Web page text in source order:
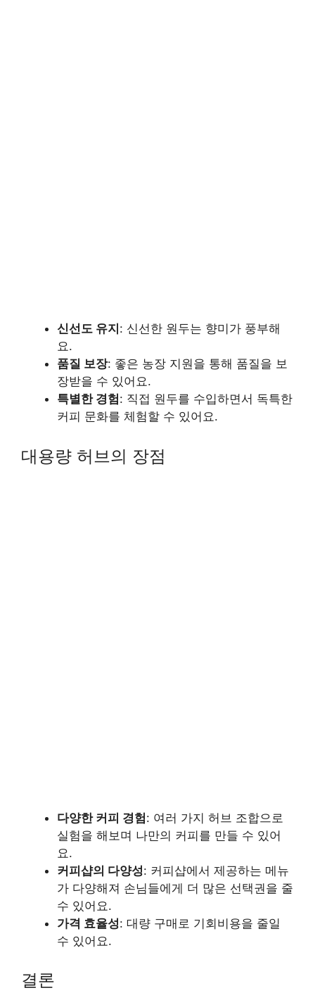
신선도 유지 : 신선한 원두는 향미가 풍부해
요.
품질 보장: 좋은 농장 지원을 통해 품질을 보
장받을 수 있어요.
특별한 경험: 직접 원두를 수입하면서 독특한
커피 문화를 체험할 수 있어요.
대용량 허브의 장점
다양한 커피 경험: 여러 가지 허브 조합으로
실험을 해보며 나만의 커피를 만들 수 있어
요.
커피샵의 다양성: 커피샵에서 제공하는 메뉴
가 다양해져 손님들에게 더 많은 선택권을 줄
수 있어요.
가격 효율성: 대량 구매로 기회비용을 줄일
수 있어요.
결론